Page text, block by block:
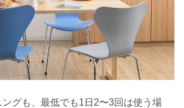
グも、最低でも1日2〜3回は使う場